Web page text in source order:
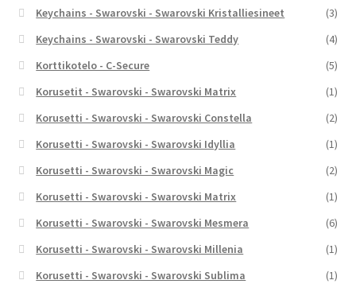
Keychains - Swarovski - Swarovski Kristalliesineet
(3)
Keychains - Swarovski - Swarovski Teddy
(4)
Korttikotelo - C-Secure
(5)
Korusetit - Swarovski - Swarovski Matrix
(1)
Korusetti - Swarovski - Swarovski Constella
(2)
Korusetti - Swarovski - Swarovski Idyllia
(1)
Korusetti - Swarovski - Swarovski Magic
(2)
Korusetti - Swarovski - Swarovski Matrix
(1)
Korusetti - Swarovski - Swarovski Mesmera
(6)
Korusetti - Swarovski - Swarovski Millenia
(1)
Korusetti - Swarovski - Swarovski Sublima
(1)